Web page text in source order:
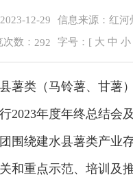
12-29
信息来源：红河
数： 292 字号：[ 大 中 小
类（马铃薯、甘薯
2023年度年终总结会
围绕建水县薯类产业
和重点示范、培训及